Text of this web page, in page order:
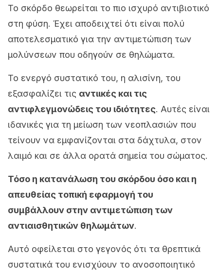
Το σκόρδο θεωρείται το πιο ισχυρό αντιβιοτικό
στη φύση. Έχει αποδειχτεί ότι είναι πολύ
αποτελεσματικό για την αντιμετώπιση των
μολύνσεων που οδηγούν σε θηλώματα.
Το ενεργό συστατικό του, η αλισίνη, του
εξασφαλίζει τις αντιικές και τις
αντιφλεγμονώδεις του ιδιότητες. Αυτές είναι
ιδανικές για τη μείωση των νεοπλασιών που
τείνουν να εμφανίζονται στα δάχτυλα, στον
λαιμό και σε άλλα ορατά σημεία του σώματος.
Τόσο η κατανάλωση του σκόρδου όσο και η
απευθείας τοπική εφαρμογή του
συμβάλλουν στην αντιμετώπιση των
αντιαισθητικών θηλωμάτων.
Αυτό οφείλεται στο γεγονός ότι τα θρεπτικά
συστατικά του ενισχύουν το ανοσοποιητικό